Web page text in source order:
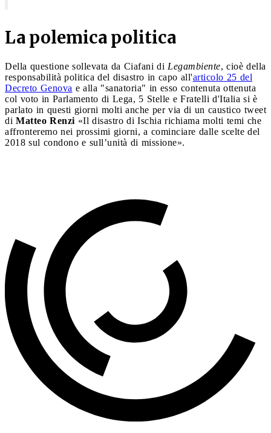
La polemica politica
Della questione sollevata da Ciafani di Legambiente, cioè della
responsabilità politica del disastro in capo all'articolo 25 del
Decreto Genova e alla "sanatoria" in esso contenuta ottenuta
col voto in Parlamento di Lega, 5 Stelle e Fratelli d'Italia si è
parlato in questi giorni molti anche per via di un caustico tweet
di Matteo Renzi «Il disastro di Ischia richiama molti temi che
affronteremo nei prossimi giorni, a cominciare dalle scelte del
2018 sul condono e sull’unità di missione».